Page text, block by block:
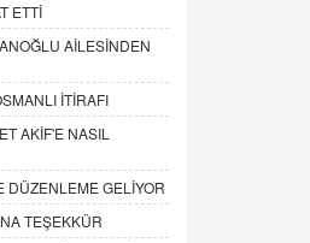
ETTİ
AİLESİNDEN
İTİRAFI
AKİF'E NASIL
DÜZENLEME GELİYOR
TEŞEKKÜR